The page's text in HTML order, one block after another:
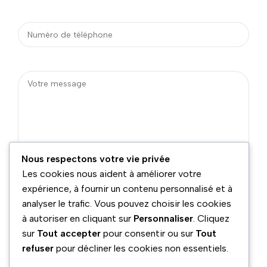
Téléphone
Nous respectons votre vie privée
Les cookies nous aident à améliorer votre
expérience, à fournir un contenu personnalisé et à
analyser le trafic. Vous pouvez choisir les cookies
à autoriser en cliquant sur Personnaliser . Cliquez
sur Tout accepter pour consentir ou sur Tout
refuser pour décliner les cookies non essentiels.